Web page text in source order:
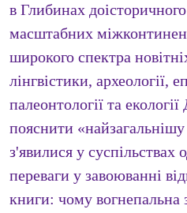
в Глибинах
масштабних
широкого спектра
лінгвістики, археології,
палеонтології та
пояснити
з'явилися у суспільствах
переваги у завоюванні
книги: чому вогнепальна